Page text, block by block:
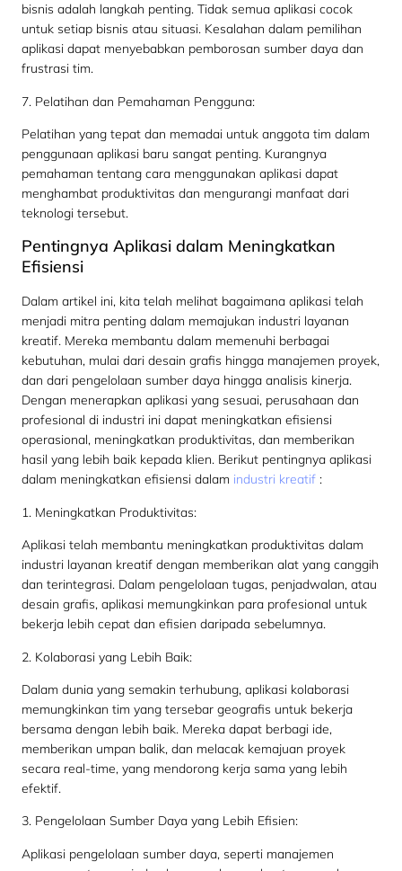
bisnis adalah langkah penting. Tidak semua aplikasi cocok
untuk setiap bisnis atau situasi. Kesalahan dalam pemilihan
aplikasi dapat menyebabkan pemborosan sumber daya dan
frustrasi tim.
7. Pelatihan dan Pemahaman Pengguna:
Pelatihan yang tepat dan memadai untuk anggota tim dalam
penggunaan aplikasi baru sangat penting. Kurangnya
pemahaman tentang cara menggunakan aplikasi dapat
menghambat produktivitas dan mengurangi manfaat dari
teknologi tersebut.
Pentingnya Aplikasi dalam Meningkatkan
Efisiensi
Dalam artikel ini, kita telah melihat bagaimana aplikasi telah
menjadi mitra penting dalam memajukan industri layanan
kreatif. Mereka membantu dalam memenuhi berbagai
kebutuhan, mulai dari desain grafis hingga manajemen proyek,
dan dari pengelolaan sumber daya hingga analisis kinerja.
Dengan menerapkan aplikasi yang sesuai, perusahaan dan
profesional di industri ini dapat meningkatkan efisiensi
operasional, meningkatkan produktivitas, dan memberikan
hasil yang lebih baik kepada klien. Berikut pentingnya aplikasi
dalam meningkatkan efisiensi dalam industri kreatif :
1. Meningkatkan Produktivitas:
Aplikasi telah membantu meningkatkan produktivitas dalam
industri layanan kreatif dengan memberikan alat yang canggih
dan terintegrasi. Dalam pengelolaan tugas, penjadwalan, atau
desain grafis, aplikasi memungkinkan para profesional untuk
bekerja lebih cepat dan efisien daripada sebelumnya.
2. Kolaborasi yang Lebih Baik:
Dalam dunia yang semakin terhubung, aplikasi kolaborasi
memungkinkan tim yang tersebar geografis untuk bekerja
bersama dengan lebih baik. Mereka dapat berbagi ide,
memberikan umpan balik, dan melacak kemajuan proyek
secara real-time, yang mendorong kerja sama yang lebih
efektif.
3. Pengelolaan Sumber Daya yang Lebih Efisien:
Aplikasi pengelolaan sumber daya, seperti manajemen